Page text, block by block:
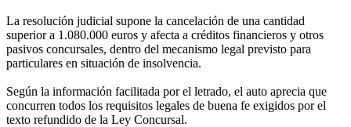
La resolución judicial supone la cancelación de una cantidad
superior a 1.080.000 euros y afecta a créditos financieros y otros
pasivos concursales, dentro del mecanismo legal previsto para
particulares en situación de insolvencia.
Según la información facilitada por el letrado, el auto aprecia que
concurren todos los requisitos legales de buena fe exigidos por el
texto refundido de la Ley Concursal.